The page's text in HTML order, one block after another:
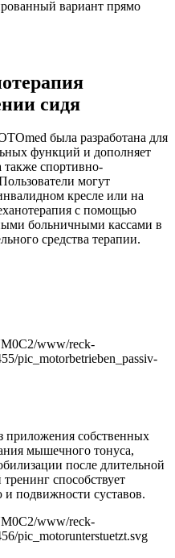
вариант прямо
сидя
была разработана для
функций и дополняет
также спортивно-
могут
кресле или на
с помощью
больничными кассами в
средства терапии.
приложения собственных
мышечного тонуса,
после длительной
способствует
подвижности суставов.